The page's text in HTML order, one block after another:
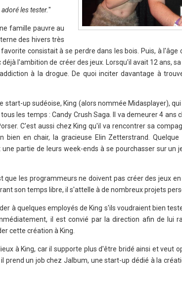
les tester."
famille pauvre au
des hivers très
consistait à se perdre dans les bois. Puis, à l'âge
l'ambition de créer des jeux. Lorsqu'il avait 12 ans,
à la drogue. De quoi inciter davantage à
start-up sudéoise, King (alors nommée Midasplayer),
les temps : Candy Crush Saga. Il va demeurer 4 ans
C'est aussi chez King qu'il va rencontrer sa
en chair, la gracieuse Elin Zetterstrand. Quelque
partie de leurs week-ends à se pourchasser sur un
que les programmeurs ne doivent pas créer des jeux
son temps libre, il s'attelle à de nombreux projets
à quelques employés de King s'ils voudraient bien
il est convié par la direction afin de lui
cette création à King.
à King, car il supporte plus d'être bridé ainsi et veut
prend un job chez Jalbum, une start-up dédié à la